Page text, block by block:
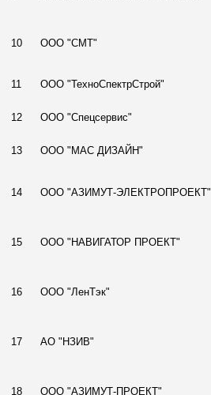
10 ООО "СМТ"
11 ООО "ТехноСпектрСтрой"
12 ООО "Спецсервис"
13 ООО "МАС ДИЗАЙН"
14 ООО "АЗИМУТ-ЭЛЕКТРОПРОЕКТ"
15 ООО "НАВИГАТОР ПРОЕКТ"
16 ООО "ЛенТэк"
17 АО "НЗИВ"
18 ООО "АЗИМУТ-ПРОЕКТ"